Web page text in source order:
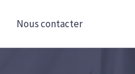
Nous contacter